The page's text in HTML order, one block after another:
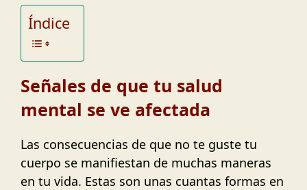
Índice
Señales de que tu salud
mental se ve afectada
Las consecuencias de que no te guste tu
cuerpo se manifiestan de muchas maneras
en tu vida. Estas son unas cuantas formas en